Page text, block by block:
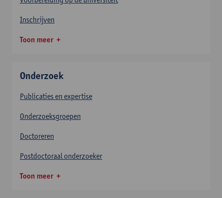
Inschrijven
Toon meer
Onderzoek
Publicaties en expertise
Onderzoeksgroepen
Doctoreren
Postdoctoraal onderzoeker
Toon meer